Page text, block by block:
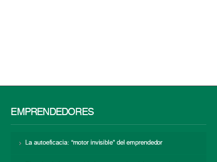
EMPRENDEDORES
La autoeficacia: “motor invisible” del emprendedor